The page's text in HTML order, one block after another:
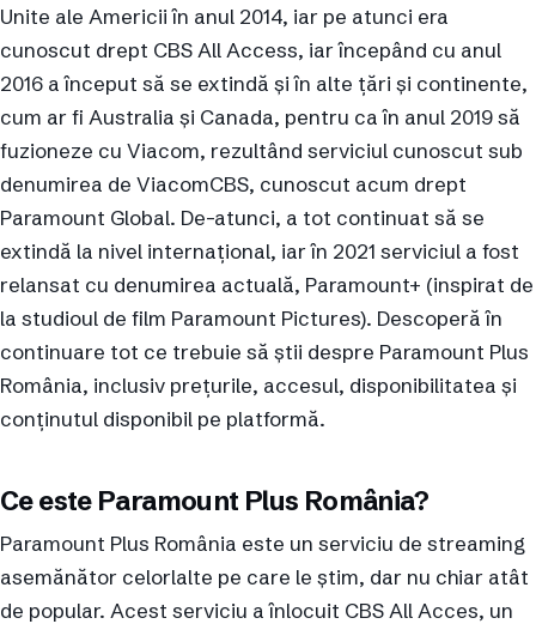
Unite ale Americii în anul 2014, iar pe atunci era
cunoscut drept CBS All Access, iar începând cu anul
2016 a început să se extindă și în alte țări și continente,
cum ar fi Australia și Canada, pentru ca în anul 2019 să
fuzioneze cu Viacom, rezultând serviciul cunoscut sub
denumirea de ViacomCBS, cunoscut acum drept
Paramount Global. De-atunci, a tot continuat să se
extindă la nivel internațional, iar în 2021 serviciul a fost
relansat cu denumirea actuală, Paramount+ (inspirat de
la studioul de film Paramount Pictures). Descoperă în
continuare tot ce trebuie să știi despre Paramount Plus
România, inclusiv prețurile, accesul, disponibilitatea și
conținutul disponibil pe platformă.
Ce este Paramount Plus România?
Paramount Plus România este un serviciu de streaming
asemănător celorlalte pe care le știm, dar nu chiar atât
de popular. Acest serviciu a înlocuit CBS All Acces, un